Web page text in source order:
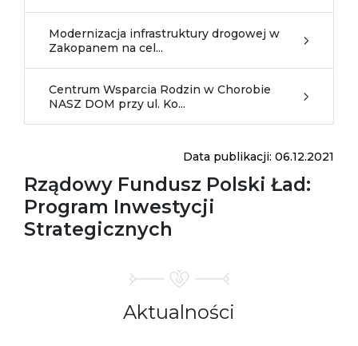
Modernizacja infrastruktury drogowej w
Zakopanem na cel...
Centrum Wsparcia Rodzin w Chorobie
NASZ DOM przy ul. Ko...
Data publikacji: 06.12.2021
Rządowy Fundusz Polski Ład:
Program Inwestycji
Strategicznych
Aktualności